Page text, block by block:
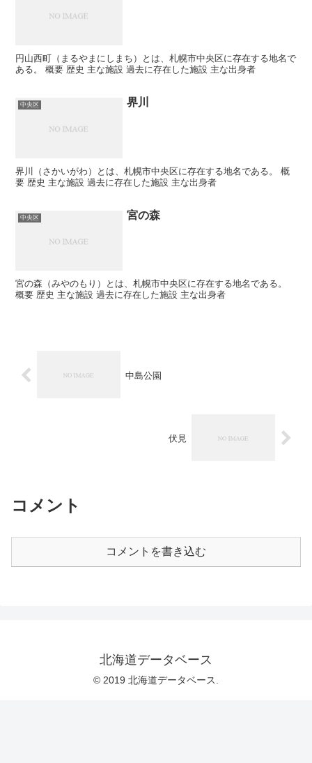
円山西町（まるやまにしまち）とは、札幌市中央区に存在する地名で
ある。 概要 歴史 主な施設 過去に存在した施設 主な出身者
中央区 界川
界川（さかいがわ）とは、札幌市中央区に存在する地名である。 概
要 歴史 主な施設 過去に存在した施設 主な出身者
中央区 宮の森
宮の森（みやのもり）とは、札幌市中央区に存在する地名である。
概要 歴史 主な施設 過去に存在した施設 主な出身者
中島公園
伏見
コメント
コメントを書き込む
北海道データベース
© 2019 北海道データベース.